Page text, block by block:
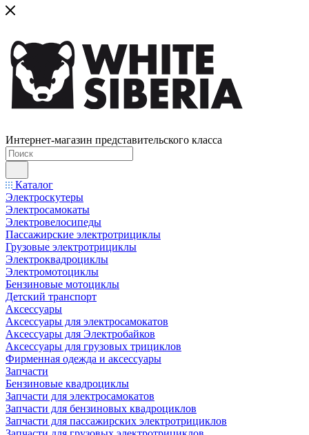
Интернет-магазин представительского класса
Каталог
Электроскутеры
Электросамокаты
Электровелосипеды
Пассажирские электротрициклы
Грузовые электротрициклы
Электроквадроциклы
Электромотоциклы
Бензиновые мотоциклы
Детский транспорт
Аксессуары
Аксессуары для электросамокатов
Аксессуары для Электробайков
Аксессуары для грузовых трициклов
Фирменная одежда и аксессуары
Запчасти
Бензиновые квадроциклы
Запчасти для электросамокатов
Запчасти для бензиновых квадроциклов
Запчасти для пассажирских электротрициклов